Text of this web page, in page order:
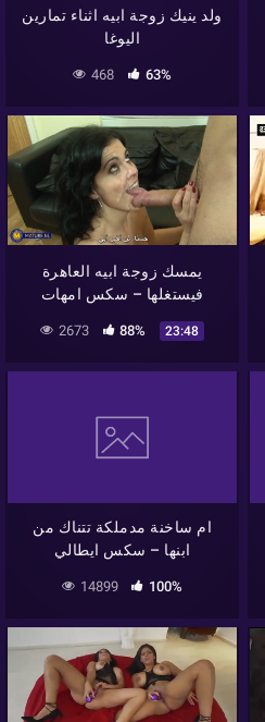
ولد ينيك زوجة ابيه اثناء تمارين
اليوغا
468 63%
يمسك زوجة ابيه العاهرة
فيستغلها – سكس امهات
2673 88% 23:48
ام ساخنة مدملكة تتناك من
ابنها – سكس ايطالي
14899 100%